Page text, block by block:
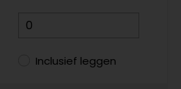
Inclusief leggen